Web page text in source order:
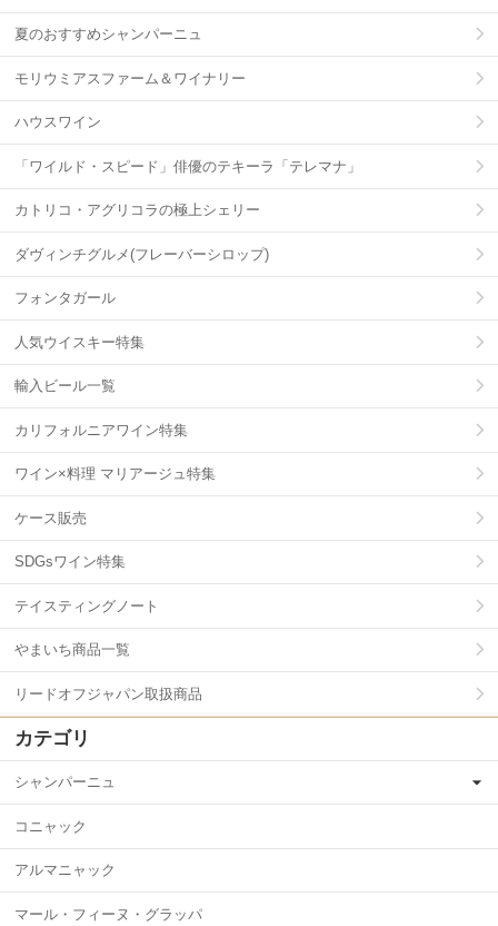
夏のおすすめシャンパーニュ
モリウミアスファーム＆ワイナリー
ハウスワイン
「ワイルド・スピード」俳優のテキーラ「テレマナ」
カトリコ・アグリコラの極上シェリー
ダヴィンチグルメ(フレーバーシロップ)
フォンタガール
人気ウイスキー特集
輸入ビール一覧
カリフォルニアワイン特集
ワイン×料理 マリアージュ特集
ケース販売
SDGsワイン特集
テイスティングノート
やまいち商品一覧
リードオフジャパン取扱商品
カテゴリ
シャンパーニュ
コニャック
アルマニャック
マール・フィーヌ・グラッパ